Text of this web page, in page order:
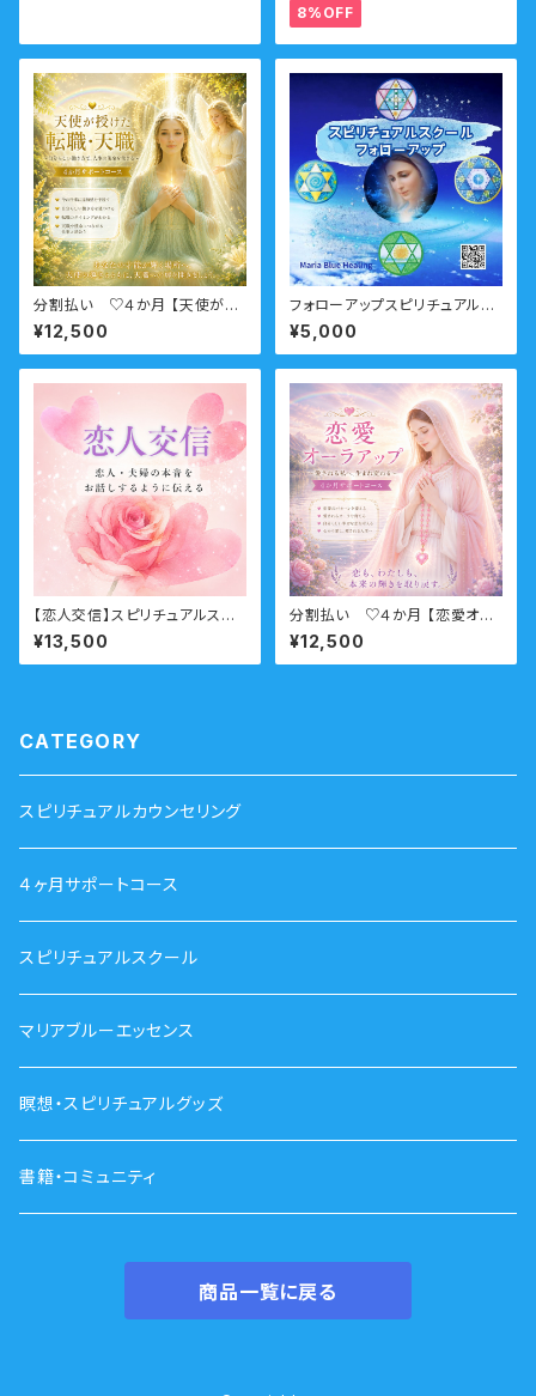
8%OFF
分割払い ♡４か月 【天使が授
けた転職・天職】サポートコース
（転職・天職・仕事・働き方・職場
の人間関係・転職タイミング）
¥12,500
フォローアップスピリチュアルス
クール
¥5,000
【恋人交信】スピリチュアルスク
ール 上級クラス 分割払い
¥13,500
分割払い ♡４か月 【恋愛オー
ラアップ】サポートコース（恋愛・
結婚・復縁・不倫・LGBTQ）
¥12,500
CATEGORY
スピリチュアルカウンセリング
４ヶ月サポートコース
スピリチュアルスクール
マリアブルーエッセンス
瞑想・スピリチュアルグッズ
書籍・コミュニティ
商品一覧に戻る